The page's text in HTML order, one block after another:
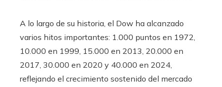
A lo largo de su historia, el Dow ha alcanzado
varios hitos importantes: 1.000 puntos en 1972,
10.000 en 1999, 15.000 en 2013, 20.000 en
2017, 30.000 en 2020 y 40.000 en 2024,
reflejando el crecimiento sostenido del mercado